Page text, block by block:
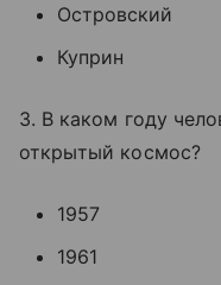
Островский
Куприн
3. В каком году
открытый космос?
1957
1961